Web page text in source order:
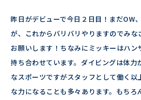
昨日がデビューで今日２日目！まだOW
が、これからバリバリやりますのでみな
お願いします！ちなみにミッキーはハン
持ち合わせています。ダイビングは体力
なスポーツですがスタッフとして働く以
な力になることも多々あります。もちろ